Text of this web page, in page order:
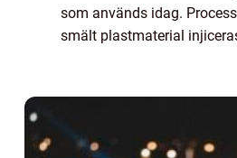
som används idag.
smält plastmaterial